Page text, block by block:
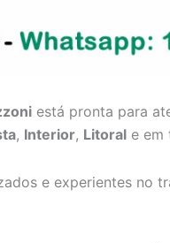
está pronta para
, Interior, Litoral e em
e experientes no